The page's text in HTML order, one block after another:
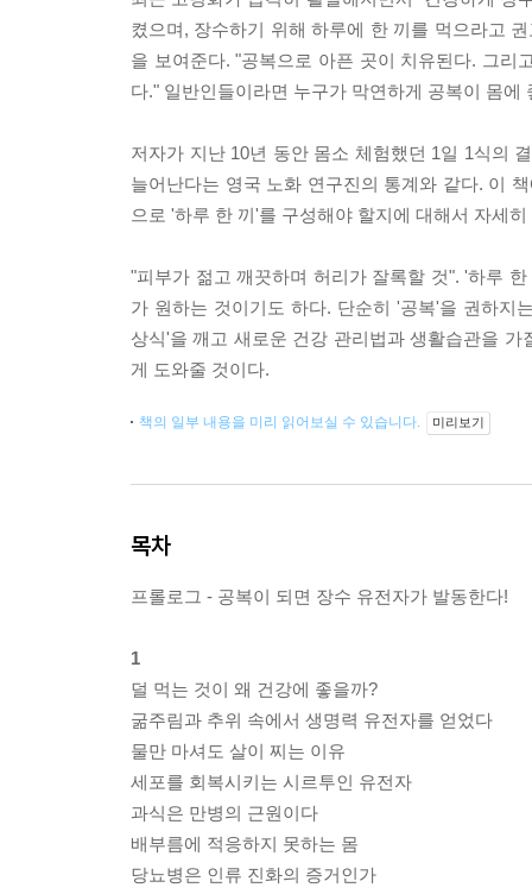
켰으며, 장수하기 위해 하루에 한 끼를 먹으라고
을 보여준다. "공복으로 아픈 곳이 치유된다. 그리
다." 일반인들이라면 누구가 막연하게 공복이 몸
저자가 지난 10년 동안 몸소 체험했던 1일 1식의
늘어난다는 영국 노화 연구진의 통계와 같다. 이
으로 '하루 한 끼'를 구성해야 할지에 대해서 자세
"피부가 젊고 깨끗하며 허리가 잘록할 것". '하루
가 원하는 것이기도 하다. 단순히 '공복'을 권하지
상식'을 깨고 새로운 건강 관리법과 생활습관을
게 도와줄 것이다.
책의 일부 내용을 미리 읽어보실 수 있습니다. 미리보기
목차
프롤로그 - 공복이 되면 장수 유전자가 발동한다!
1
덜 먹는 것이 왜 건강에 좋을까?
굶주림과 추위 속에서 생명력 유전자를 얻었다
물만 마셔도 살이 찌는 이유
세포를 회복시키는 시르투인 유전자
과식은 만병의 근원이다
배부름에 적응하지 못하는 몸
당뇨병은 인류 진화의 증거인가